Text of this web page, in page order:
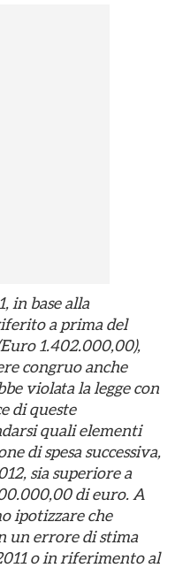
in base alla
a prima del
1.402.000,00),
congruo anche
violata la legge con
di queste
quali elementi
di spesa successiva,
sia superiore a
di euro. A
ipotizzare che
un errore di stima
o in riferimento al